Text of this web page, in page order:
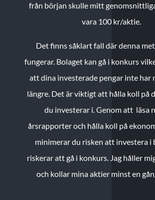
från början skulle mitt
vara 100 kr/aktie.
Det finns såklart fall där denna
fungerar. Bolaget kan gå i konkurs
att dina investerade pengar inte har
längre. Det är viktigt att hålla koll på
du investerar i. Genom att läsa
årsrapporter och hålla koll på
minimerar du risken att investera i
riskerar att gå i konkurs. Jag håller
och kollar mina aktier minst en